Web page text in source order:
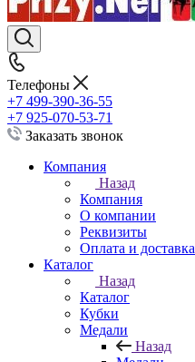
Телефоны
+7 499-390-36-55
+7 925-070-53-71
Заказать звонок
Компания
Назад
Компания
О компании
Реквизиты
Оплата и доставка
Каталог
Назад
Каталог
Кубки
Медали
Назад